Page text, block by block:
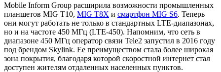
Mobile Inform Group расширила возможности промышленных
планшетов MIG T10, MIG T8X и смартфон MIG S6. Теперь
они могут работать не только в стандартных LTE-диапазонах,
но и на частоте 450 МГц (LTE-450). Напомним, что сеть в
диапазоне 450 МГц оператор связи Tele2 запустил в 2016 году
под брендом Skylink. Ее преимуществом стала более широкая
зона покрытия, благодаря которой скоростной интернет стал
доступен жителям отдаленных населенных пунктов.